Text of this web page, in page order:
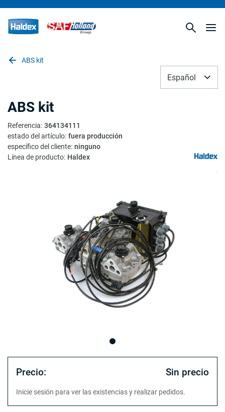
ABS kit
Español
ABS kit
Referencia: 364134111
estado del artículo: fuera producción
específico del cliente: ninguno
Línea de producto: Haldex
Precio: Sin precio
Inicie sesión para ver las existencias y realizar pedidos.